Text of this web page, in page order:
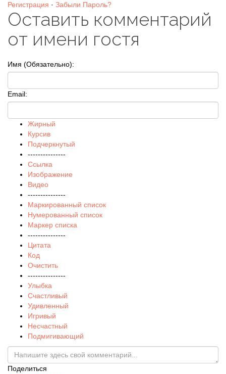
Регистрация · Забыли Пароль?
Оставить комментарий
от имени гостя
Имя (Обязательно):
Email:
Жирный
Курсив
Подчеркнутый
---------------
Ссылка
Изображение
Видео
---------------
Маркированный список
Нумерованный список
Маркер списка
---------------
Цитата
Код
Очистить
---------------
Улыбка
Счастливый
Удивленный
Игривый
Несчастный
Подмигивающий
Поделиться